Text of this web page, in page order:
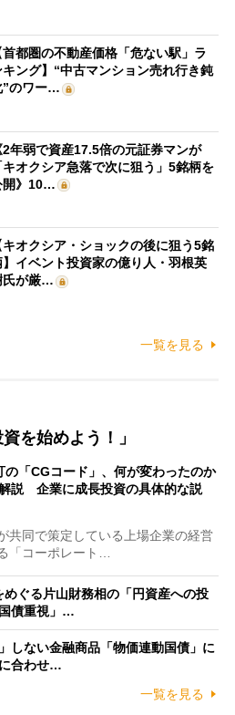
首都圏の不動産価格「危ない駅」ラ
キング】“中古マンション売れ行き鈍
”のワー…
2年弱で資産17.5倍の元証券マンが
キオクシア急落で次に狙う」5銘柄を
開》10…
キオクシア・ショックの後に狙う5銘
】イベント投資家の億り人・羽根英
氏が厳…
一覧を見る
を始めよう！」
の「CGコード」、何が変わったのか
説 企業に成長投資の具体的な説
共同で策定している上場企業の経営
「コーポレート…
めぐる片山財務相の「円資産への投
債重視」…
しない金融商品「物価連動国債」に
合わせ…
一覧を見る